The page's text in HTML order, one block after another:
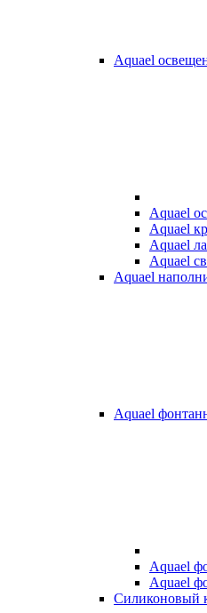
Aquael
Aquael
Aquael
Aquael
Aquael
Aquael
Aquael
Aquael
Aquael
Силиконовый